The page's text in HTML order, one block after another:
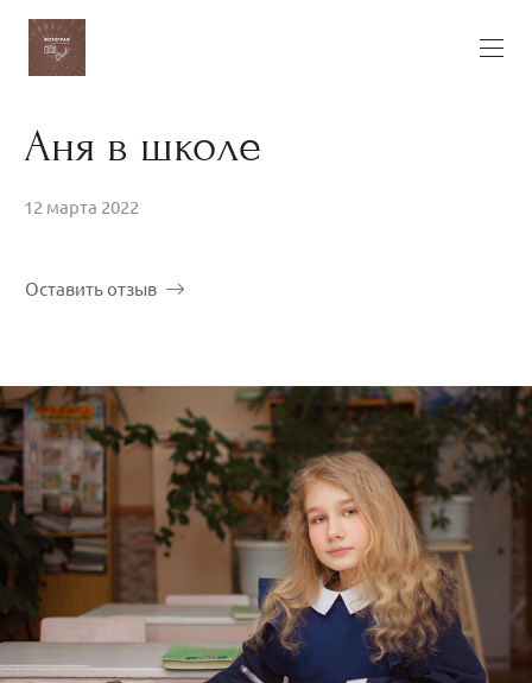
Аня в школе
12 марта 2022
Оставить отзыв